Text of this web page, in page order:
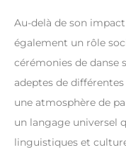
Au-delà de son
également un rôle
cérémonies de danse
adeptes de
une atmosphère de
un langage universel
linguistiques et